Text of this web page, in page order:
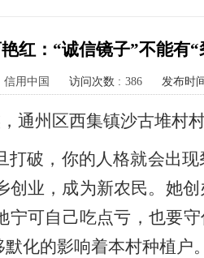
红：“诚信镜子”不能有“
信用中国 访问次数 : 386 发布时
通州区西集镇沙古堆村村
破，你的人格就会出
业，成为新农民。她
可自己吃点亏，也要
化的影响着本村种植户。